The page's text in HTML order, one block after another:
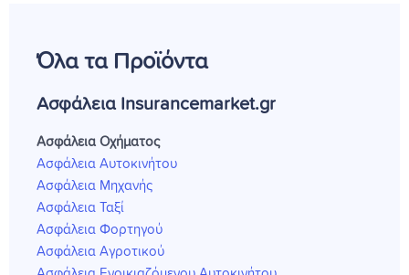
Όλα τα Προϊόντα
Ασφάλεια Insurancemarket.gr
Ασφάλεια Οχήματος
Ασφάλεια Αυτοκινήτου
Ασφάλεια Μηχανής
Ασφάλεια Ταξί
Ασφάλεια Φορτηγού
Ασφάλεια Αγροτικού